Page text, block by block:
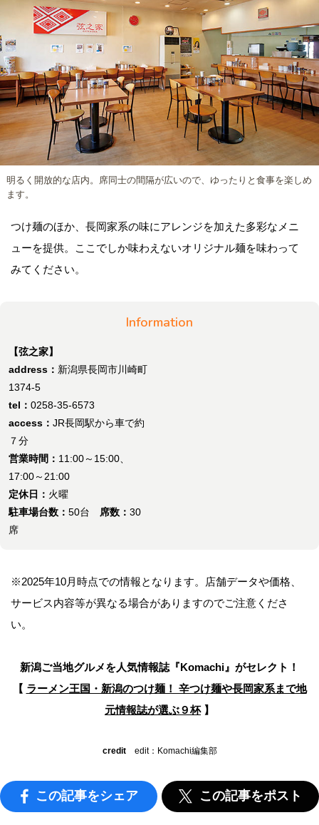
明るく開放的な店内。席同士の間隔が広いので、ゆったりと食事を楽しめ
ます。
つけ麺のほか、長岡家系の味にアレンジを加えた多彩なメニ
ューを提供。ここでしか味わえないオリジナル麺を味わって
みてください。
Information
【弦之家】
address： 新潟県長岡市川崎町
1374-5
tel： 0258-35-6573
access： JR長岡駅から車で約
７分
営業時間： 11:00～15:00、
17:00～21:00
定休日： 火曜
駐車場台数： 50台 席数： 30
席
※2025年10月時点での情報となります。店舗データや価格、
サービス内容等が異なる場合がありますのでご注意くださ
い。
新潟ご当地グルメを人気情報誌 『Komachi』がセレクト！
【 ラーメン王国・新潟のつけ麺！ 辛つけ麺や長岡家系まで地
元情報誌が選ぶ９杯】
creditedit：Komachi編集部
この記事をシェア この記事をポスト